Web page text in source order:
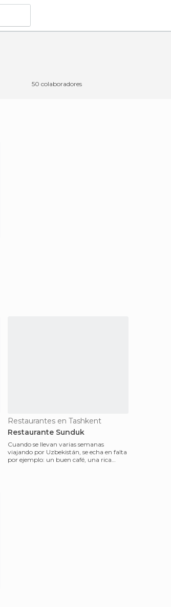
50 colaboradores
Restaurantes en Tashkent
Restaurante Sunduk
Cuando se llevan varias semanas
viajando por Uzbekistán, se echa en falta
por ejemplo: un buen café, una rica